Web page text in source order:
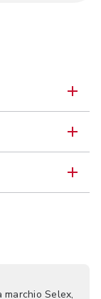
Selex,